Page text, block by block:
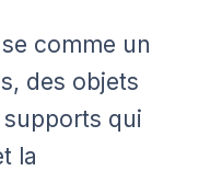
comme un
des objets
qui
la